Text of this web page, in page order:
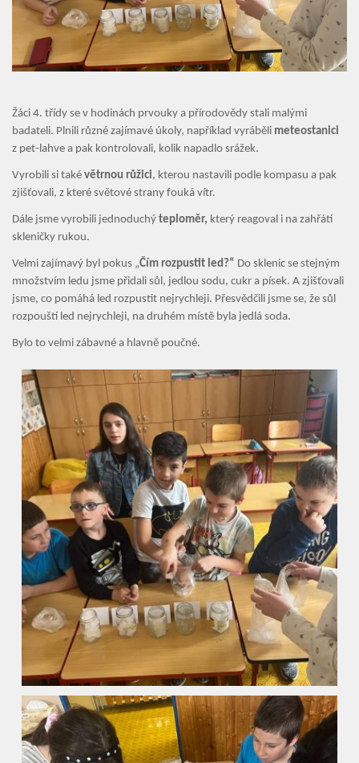
Organizace školního roku
Úřední deska
Základní škola
ZŠ speciální
ZŠ a MŠ při nemocnici
Školní družina
Fotogalerie
Kalendář akcí
Aktuality
Kontakty
Vyhledávání na webu
Žáci 4. třídy se v hodinách prvouky a přírodovědy stali malými
badateli. Plnili různé zajímavé úkoly, například vyráběli meteostanici
z pet-lahve a pak kontrolovali, kolik napadlo srážek.
Vyrobili si také větrnou růžici, kterou nastavili podle kompasu a pak
zjišťovali, z které světové strany fouká vítr.
Dále jsme vyrobili jednoduchý teploměr, který reagoval i na zahřátí
skleničky rukou.
Velmi zajímavý byl pokus „Čím rozpustit led?“ Do sklenic se stejným
množstvím ledu jsme přidali sůl, jedlou sodu, cukr a písek. A zjišťovali
jsme, co pomáhá led rozpustit nejrychleji. Přesvědčili jsme se, že sůl
rozpouští led nejrychleji, na druhém místě byla jedlá soda.
Bylo to velmi zábavné a hlavně poučné.